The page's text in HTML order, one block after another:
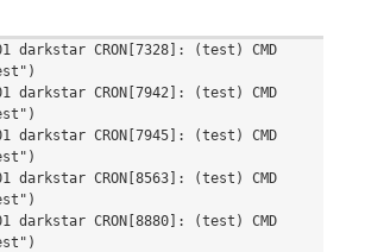
darkstar CRON[7328]: (test) CMD
darkstar CRON[7942]: (test) CMD
darkstar CRON[7945]: (test) CMD
darkstar CRON[8563]: (test) CMD
darkstar CRON[8880]: (test) CMD